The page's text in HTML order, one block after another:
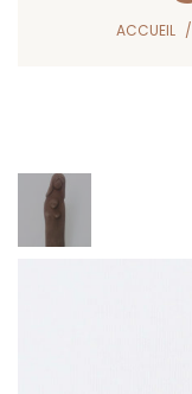
ACCUEIL